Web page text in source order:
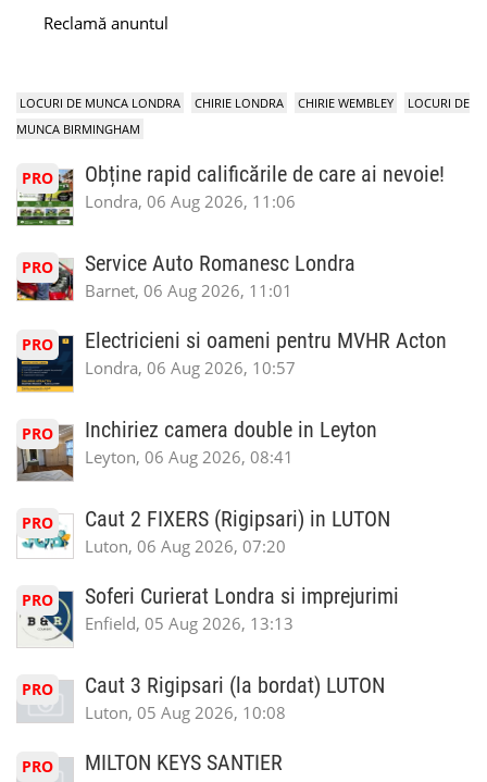
Reclamă anuntul
LOCURI DE MUNCA LONDRA CHIRIE LONDRA CHIRIE WEMBLEY
LOCURI DE
MUNCA BIRMINGHAM
PRO Obține rapid calificările de care ai nevoie!
Londra, 06 Aug 2026, 11:06
PRO Service Auto Romanesc Londra
Barnet, 06 Aug 2026, 11:01
PRO Electricieni si oameni pentru MVHR Acton
Londra, 06 Aug 2026, 10:57
PRO Inchiriez camera double in Leyton
Leyton, 06 Aug 2026, 08:41
PRO Caut 2 FIXERS (Rigipsari) in LUTON
Luton, 06 Aug 2026, 07:20
PRO Soferi Curierat Londra si imprejurimi
Enfield, 05 Aug 2026, 13:13
PRO Caut 3 Rigipsari (la bordat) LUTON
Luton, 05 Aug 2026, 10:08
PRO MILTON KEYS SANTIER